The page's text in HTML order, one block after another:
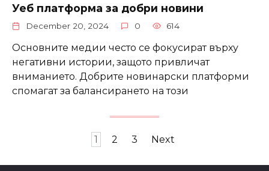
Уеб платформа за добри новини
December 20, 2024 0 614
Основните медии често се фокусират върху
негативни истории, защото привличат
вниманието. Добрите новинарски платформи
спомагат за балансирането на този
1 2 3 Next